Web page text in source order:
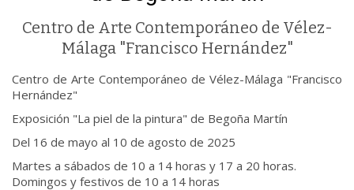
Centro de Arte Contemporáneo de Vélez-
Málaga "Francisco Hernández"
Centro de Arte Contemporáneo de Vélez-Málaga "Francisco
Hernández"
Exposición "La piel de la pintura" de Begoña Martín
Del 16 de mayo al 10 de agosto de 2025
Martes a sábados de 10 a 14 horas y 17 a 20 horas.
Domingos y festivos de 10 a 14 horas